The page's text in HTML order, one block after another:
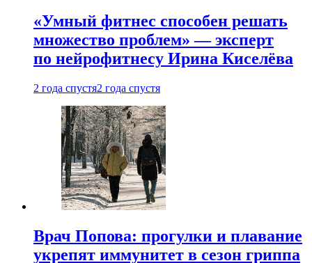
«Умный фитнес способен решать
множество проблем» — эксперт
по нейрофитнесу Ирина Киселёва
2 года спустя2 года спустя
Врач Попова: прогулки и плавание
укрепят иммунитет в сезон гриппа